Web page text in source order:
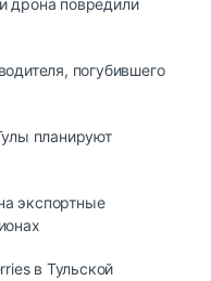
дрона повредили
погубившего
планируют
экспортные
в Тульской